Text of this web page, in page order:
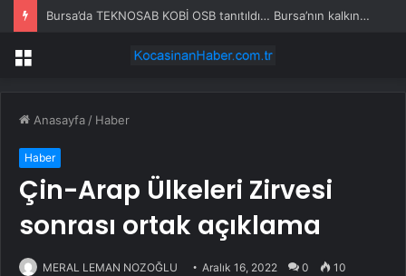
Bursa’da TEKNOSAB KOBİ OSB tanıtıldı… Bursa’nın kalkınma yolculuğunda yeni dönem
Menü
Anasayfa / Haber
Haber
Çin-Arap Ülkeleri Zirvesi
sonrası ortak açıklama
MERAL LEMAN NOZOĞLU Aralık 16, 2022 0 10